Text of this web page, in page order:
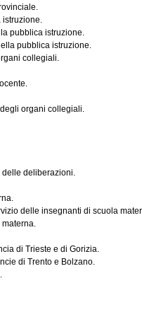
pubblica istruzione.
pubblica istruzione.
collegiali.
organi collegiali.
deliberazioni.
delle insegnanti di scuola
di Trieste e di Gorizia.
di Trento e Bolzano.